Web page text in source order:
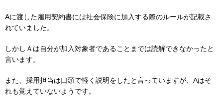
Aに渡した雇用契約書には社会保険に加入する際のルールが記載さ
れていました。
しかしＡは自分が加入対象者であることまでは読解できなかったと
言います。
また、採用担当は口頭で軽く説明をしたと言っていますが、Aはそ
れも覚えていないようです。